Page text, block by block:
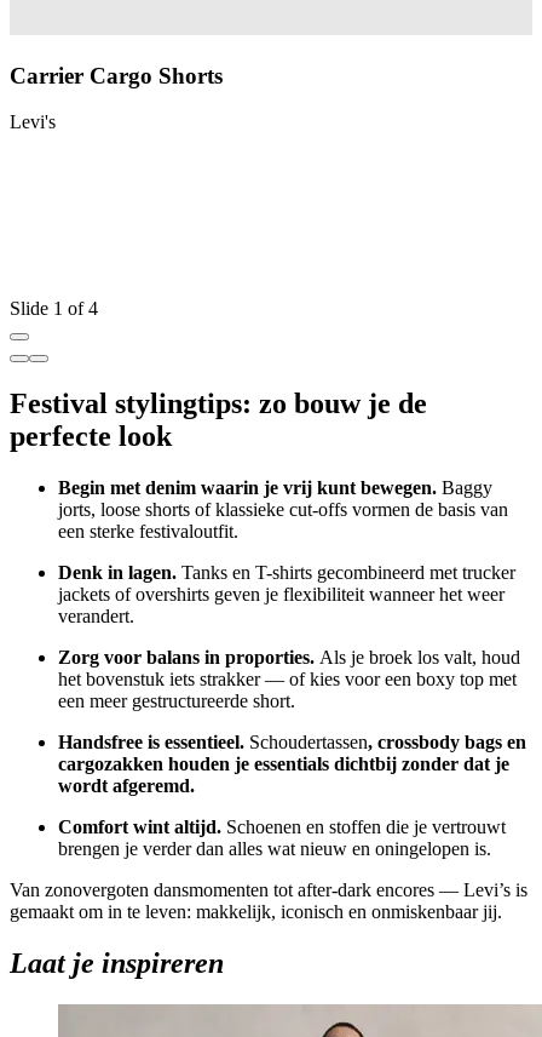
Carrier Cargo Shorts
Levi's
Slide 1 of 4
Festival stylingtips: zo bouw je de
perfecte look
Begin met denim waarin je vrij kunt bewegen. Baggy
jorts, loose shorts of klassieke cut-offs vormen de basis van
een sterke festivaloutfit.
Denk in lagen. Tanks en T-shirts gecombineerd met trucker
jackets of overshirts geven je flexibiliteit wanneer het weer
verandert.
Zorg voor balans in proporties. Als je broek los valt, houd
het bovenstuk iets strakker — of kies voor een boxy top met
een meer gestructureerde short.
Handsfree is essentieel. Schoudertassen, crossbody bags en
cargozakken houden je essentials dichtbij zonder dat je
wordt afgeremd.
Comfort wint altijd. Schoenen en stoffen die je vertrouwt
brengen je verder dan alles wat nieuw en oningelopen is.
Van zonovergoten dansmomenten tot after-dark encores — Levi’s is
gemaakt om in te leven: makkelijk, iconisch en onmiskenbaar jij.
Laat je inspireren